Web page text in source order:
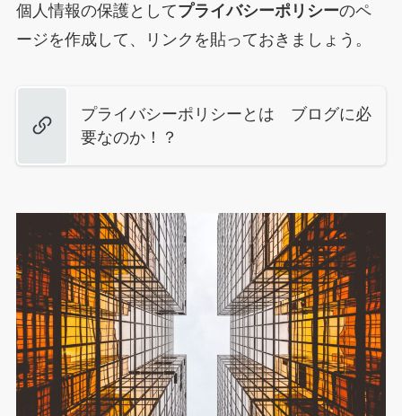
個人情報の保護としてプライバシーポリシーのペ
ージを作成して、リンクを貼っておきましょう。
プライバシーポリシーとは ブログに必
要なのか！？